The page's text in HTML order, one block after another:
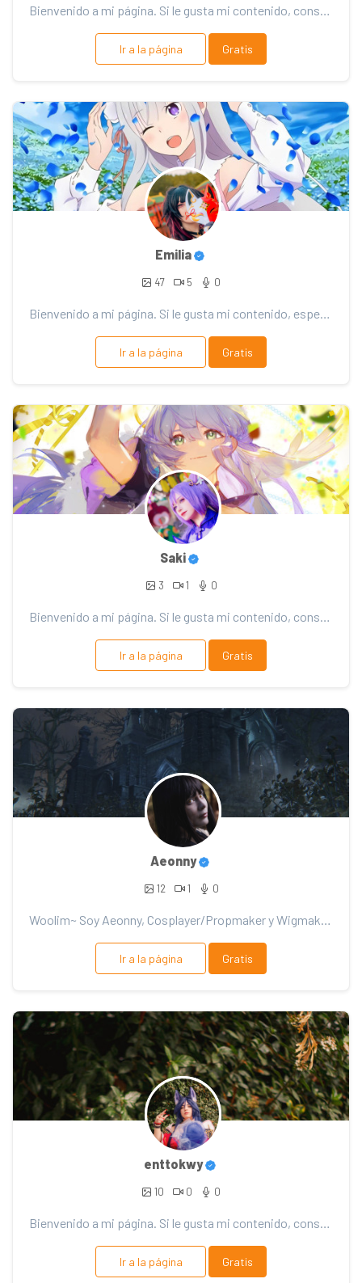
Bienvenido a mi página. Si le gusta mi contenido, considere el soporte. ¡Gracias por tu apoyo!
Ir a la página Gratis
Emilia
47 5 0
Bienvenido a mi página. Si le gusta mi contenido, espero que me apoyes owo jeje (⁠◕⁠ᴗ⁠◕⁠✿⁠)(⁠ ⁠╹⁠▽⁠╹...
Ir a la página Gratis
Saki
3 1 0
Bienvenido a mi página. Si le gusta mi contenido, considere el soporte. ¡Gracias por tu apoyo!
Ir a la página Gratis
Aeonny
12 1 0
Woolim~ Soy Aeonny, Cosplayer/Propmaker y Wigmaker. Aquí verás mis proyectos, hechos con dedicación...
Ir a la página Gratis
enttokwy
10 0 0
Bienvenido a mi página. Si le gusta mi contenido, considere el soporte. ¡Gracias por tu apoyo!
Ir a la página Gratis